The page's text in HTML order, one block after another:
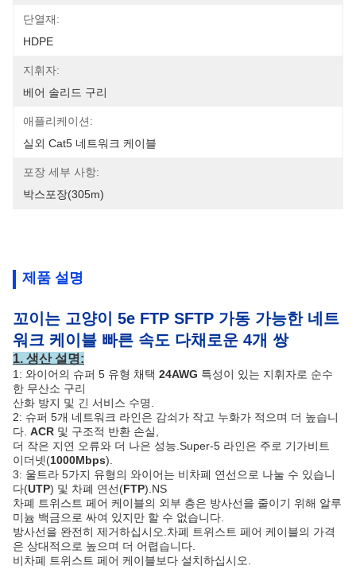
단열재:
HDPE
지휘자:
베어 솔리드 구리
애플리케이션:
실외 Cat5 네트워크 케이블
포장 세부 사항:
박스포장(305m)
제품 설명
꼬이는 고양이 5e FTP SFTP 가동 가능한 네트
워크 케이블 빠른 속도 다채로운 4개 쌍
1. 생산 설명:
1: 와이어의 슈퍼 5 유형 채택 24AWG 특성이 있는 지휘자로 순수
한 무산소 구리
산화 방지 및 긴 서비스 수명.
2: 슈퍼 5개 네트워크 라인은 감쇠가 작고 누화가 적으며 더 높습니
다. ACR 및 구조적 반환 손실,
더 작은 지연 오류와 더 나은 성능.Super-5 라인은 주로 기가비트
이더넷(1000Mbps).
3: 울트라 5가지 유형의 와이어는 비차폐 연선으로 나눌 수 있습니
다(UTP) 및 차폐 연선(FTP).NS
차폐 트위스트 페어 케이블의 외부 층은 방사선을 줄이기 위해 알루
미늄 백금으로 싸여 있지만 할 수 없습니다.
방사선을 완전히 제거하십시오.차폐 트위스트 페어 케이블의 가격
은 상대적으로 높으며 더 어렵습니다.
비차폐 트위스트 페어 케이블보다 설치하십시오.